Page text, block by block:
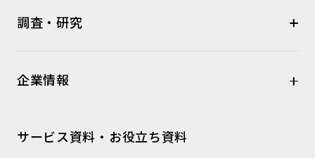
調査・研究
企業情報
サービス資料・お役立ち資料